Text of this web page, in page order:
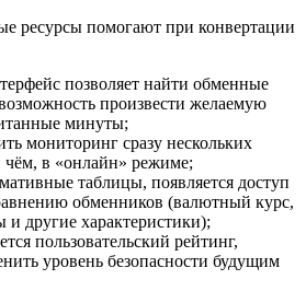
ресурсы помогают при конвертации
позволяет найти обменные
произвести желаемую
минуты;
мониторинг сразу нескольких
чём, в «онлайн» режиме;
таблицы, появляется доступ
обменников (валютный курс,
и другие характеристики);
пользовательский рейтинг,
уровень безопасности будущим